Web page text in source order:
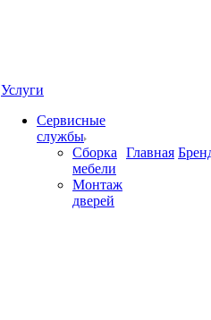
Услуги
Сервисные
службы
Сборка
мебели
Монтаж
дверей
Главная